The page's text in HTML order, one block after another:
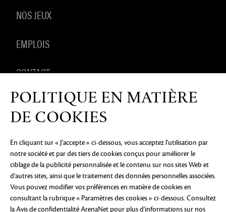
NOS JEUX
EMPLOIS
CONTACT
PRODUITS DÉRIVÉS
AVIS DE CONFIDENTIALITÉ MENTIONS LÉGALES
PAS VENDRE OU PARTAGER MES INFORMATIONS
PERSONNELLES
PRÉFÉRENCES COOKIE
©2026 ArenaNet, LLC. Tous droits réservés. Toutes
les marques déposées sont la propriété de leurs
POLITIQUE EN MATIÈRE
DE COOKIES
En cliquant sur « J'accepte » ci-dessous, vous acceptez l'utilisation par
notre société et par des tiers de cookies conçus pour améliorer le
ciblage de la publicité personnalisée et le contenu sur nos sites Web et
d'autres sites, ainsi que le traitement des données personnelles associées.
Vous pouvez modifier vos préférences en matière de cookies en
consultant la rubrique « Paramètres des cookies » ci-dessous. Consultez
la Avis de confidentialité ArenaNet pour plus d'informations sur nos